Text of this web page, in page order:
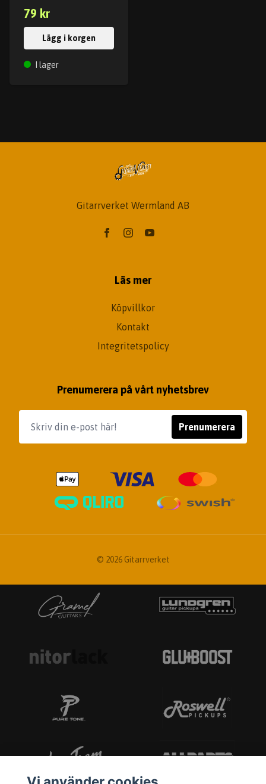
79 kr
Lägg i korgen
I lager
Gitarrverket Wermland AB
Läs mer
Köpvillkor
Kontakt
Integritetspolicy
Prenumerera på vårt nyhetsbrev
Prenumerera
© 2026 Gitarrverket